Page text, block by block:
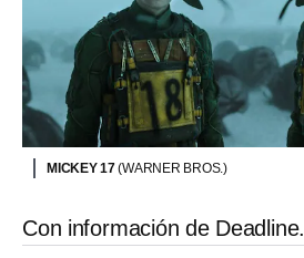
MICKEY 17(WARNER BROS.)
Con información de Deadline.